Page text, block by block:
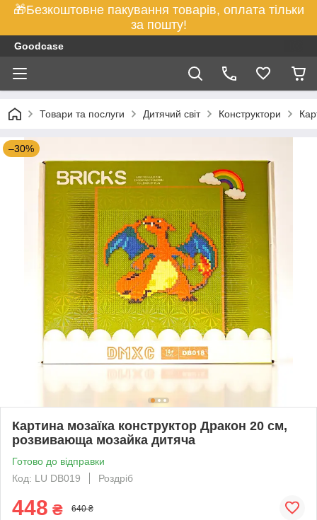
🎁Безкоштовне пакування товарів, оплата тільки
за пошту!
Goodcase
Товари та послуги Дитячий світ Конструктори
–30%
Картина мозаїка конструктор Дракон 20 см,
розвивающа мозайка дитяча
Готово до відправки
Код: LU DB019
Роздріб
448 ₴ 640 ₴